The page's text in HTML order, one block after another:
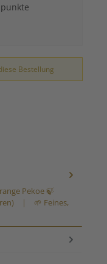
Bestellung
Pekoe 🍃
| 🌱 Feines,